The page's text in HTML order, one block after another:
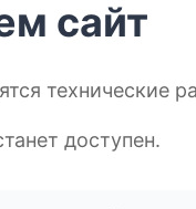
сайт
технические
доступен.